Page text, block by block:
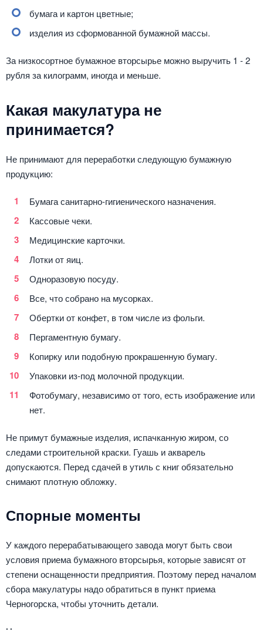
бумага и картон цветные;
изделия из сформованной бумажной массы.
За низкосортное бумажное вторсырье можно выручить 1 - 2
рубля за килограмм, иногда и меньше.
Какая макулатура не
принимается?
Не принимают для переработки следующую бумажную
продукцию:
Бумага санитарно-гигиенического назначения.
Кассовые чеки.
Медицинские карточки.
Лотки от яиц.
Одноразовую посуду.
Все, что собрано на мусорках.
Обертки от конфет, в том числе из фольги.
Пергаментную бумагу.
Копирку или подобную прокрашенную бумагу.
Упаковки из-под молочной продукции.
Фотобумагу, независимо от того, есть изображение или
нет.
Не примут бумажные изделия, испачканную жиром, со
следами строительной краски. Гуашь и акварель
допускаются. Перед сдачей в утиль с книг обязательно
снимают плотную обложку.
Спорные моменты
У каждого перерабатывающего завода могут быть свои
условия приема бумажного вторсырья, которые зависят от
степени оснащенности предприятия. Поэтому перед началом
сбора макулатуры надо обратиться в пункт приема
Черногорска, чтобы уточнить детали.